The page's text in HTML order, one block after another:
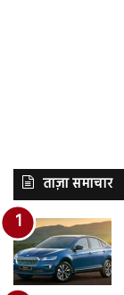
ताज़ा समाचार